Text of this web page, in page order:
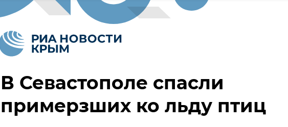
В Севастополе спасли
примерзших ко льду птиц